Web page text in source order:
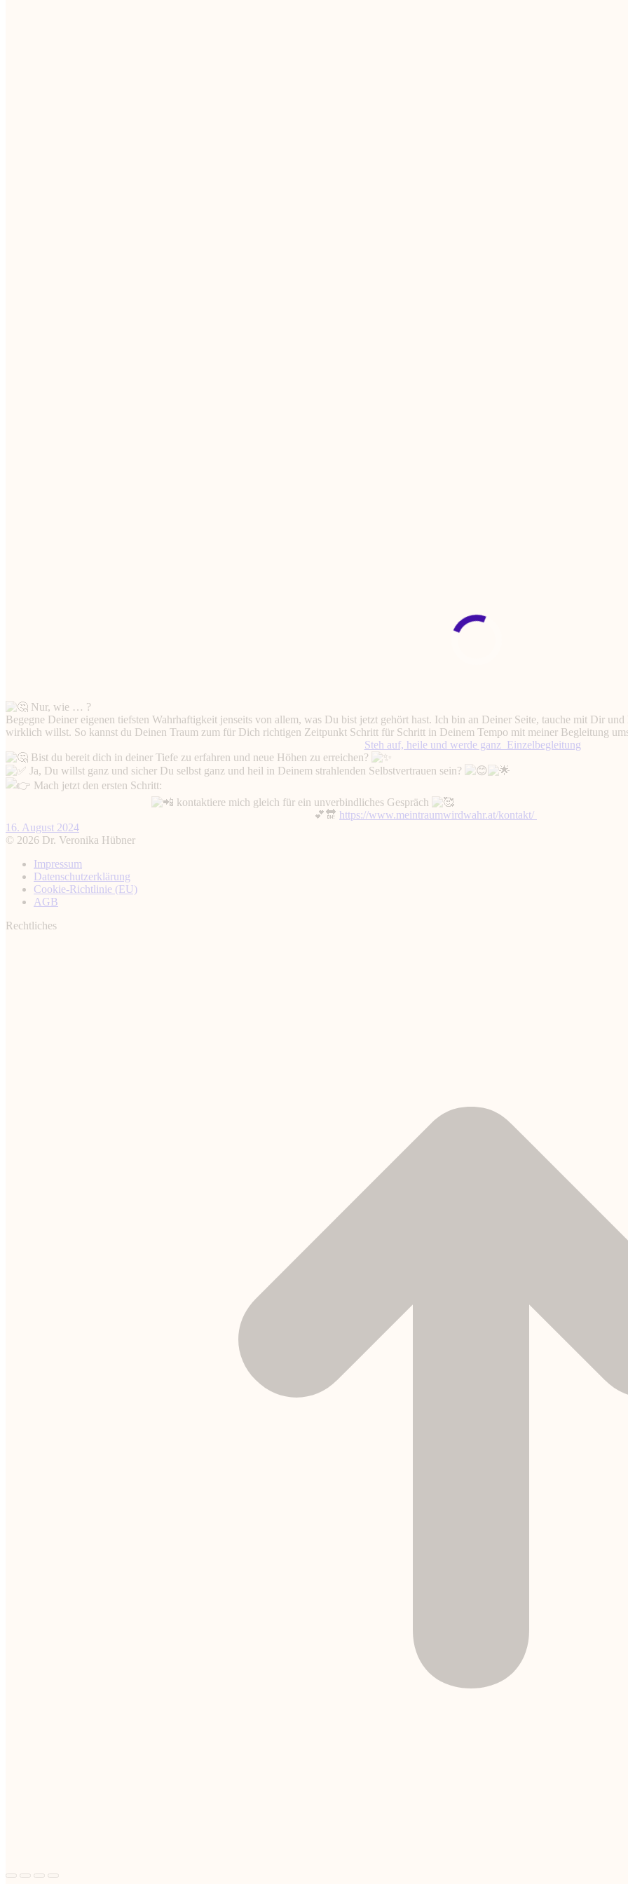
Nur, wie … ?
Begegne Deiner eigenen tiefsten Wahrhaftigkeit jenseits von allem, was Du bist jetzt gehört hast. Ich bin an Deiner Seite, tauche mit Dir
wirklich willst. So kannst du Deinen Traum zum für Dich richtigen Zeitpunkt Schritt für Schritt in Deinem Tempo mit meiner Begleitung
Steh auf, heile und werde ganz_Einzelbegleitung
Bist du bereit dich in deiner Tiefe zu erfahren und neue Höhen zu erreichen?
Ja, Du willst ganz und sicher Du selbst ganz und heil in Deinem strahlenden Selbstvertrauen sein?
Mach jetzt den ersten Schritt:
kontaktiere mich gleich für ein unverbindliches Gespräch
💕🔛 https://www.meintraumwirdwahr.at/kontakt/
16. August 2024
© 2026 Dr. Veronika Hübner
Impressum
Datenschutz­erklärung
Cookie-Richtlinie (EU)
AGB
Rechtliches